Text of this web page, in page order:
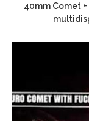
40mm Comet